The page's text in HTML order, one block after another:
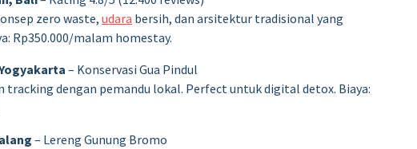
zero waste, udara bersih, dan arsitektur tradisional yang
Rp350.000/malam homestay.
– Konservasi Gua Pindul
tracking dengan pemandu lokal. Perfect untuk digital detox. Biaya:
– Lereng Gunung Bromo